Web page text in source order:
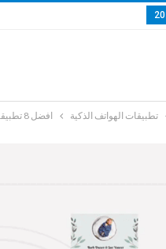
تطبيقات الهواتف الذكية افضل 8 تطبيقات تصميم الدعوات لأجهزة Android وiOS